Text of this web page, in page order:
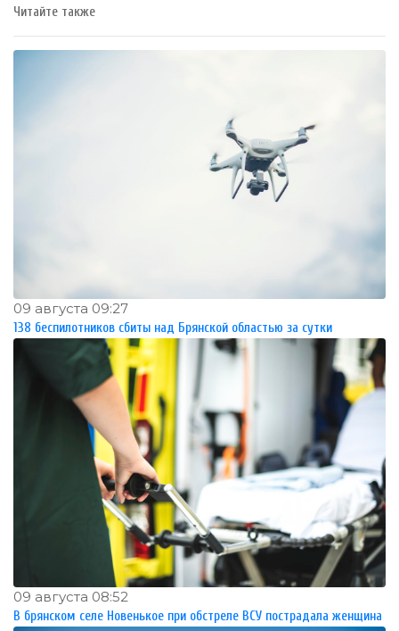
Читайте также
09 августа 09:27
138 беспилотников сбиты над Брянской областью за сутки
09 августа 08:52
В брянском селе Новенькое при обстреле ВСУ пострадала женщина